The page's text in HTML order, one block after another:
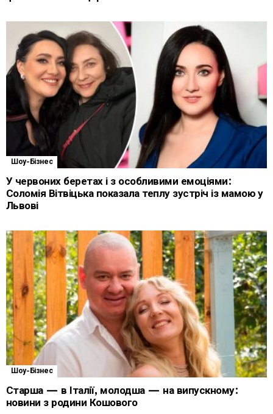
Шоу-Бізнес
У червоних беретах і з особливими емоціями:
Соломія Вітвіцька показала теплу зустріч із мамою у
Львові
Шоу-Бізнес
Старша — в Італії, молодша — на випускному:
новини з родини Кошового